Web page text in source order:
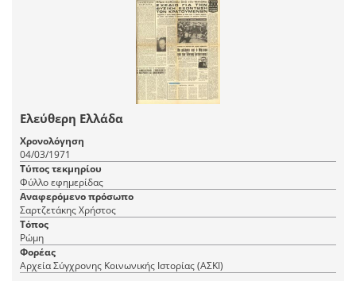
Ελεύθερη Ελλάδα
Χρονολόγηση
04/03/1971
Τύπος τεκμηρίου
Φύλλο εφημερίδας
Αναφερόμενο πρόσωπο
Σαρτζετάκης Χρήστος
Τόπος
Ρώμη
Φορέας
Αρχεία Σύγχρονης Κοινωνικής Ιστορίας (ΑΣΚΙ)